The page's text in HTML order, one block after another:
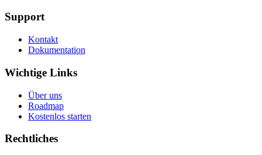
Support
Kontakt
Dokumentation
Wichtige Links
Über uns
Roadmap
Kostenlos starten
Rechtliches